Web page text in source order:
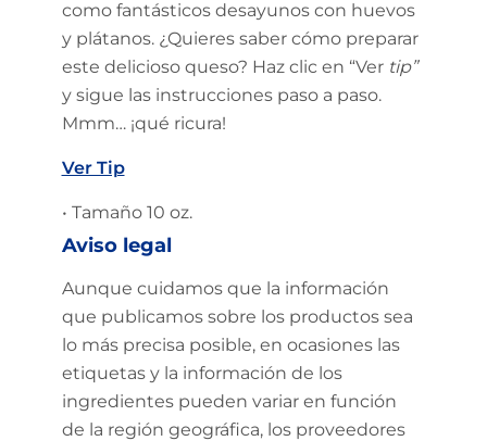
como fantásticos desayunos con huevos
y plátanos. ¿Quieres saber cómo preparar
este delicioso queso? Haz clic en “Vertip”
y sigue las instrucciones paso a paso.
Mmm… ¡qué ricura!
Ver Tip
• Tamaño 10 oz.
Aviso legal
Aunque cuidamos que la información
que publicamos sobre los productos sea
lo más precisa posible, en ocasiones las
etiquetas y la información de los
ingredientes pueden variar en función
de la región geográfica, los proveedores